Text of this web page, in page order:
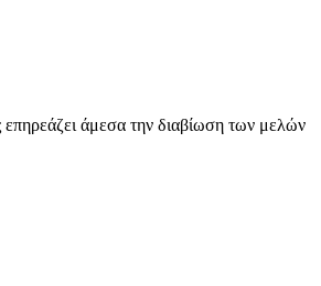
επηρεάζει άμεσα την διαβίωση των μελών